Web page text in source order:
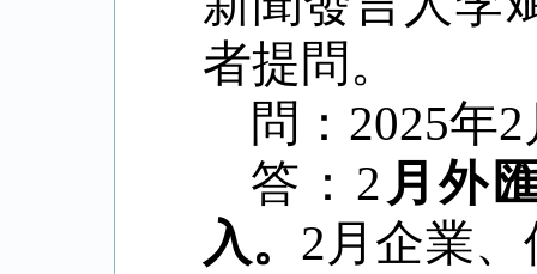
者提問。
問： 2025年2
答： 2 月外
入。 2月企業